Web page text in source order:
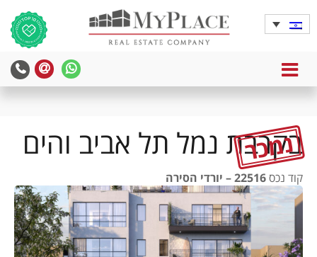
MyPlace
-
-
קשר
MENU
בקרבת נמל תל אביב והים
נמכר
קוד נכס22516 – יורדי הסירה